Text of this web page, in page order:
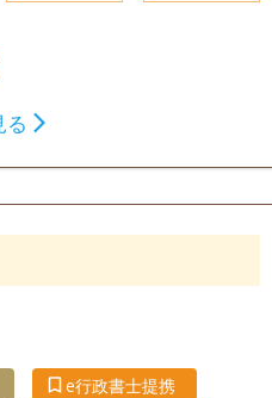
る
e行政書士提携